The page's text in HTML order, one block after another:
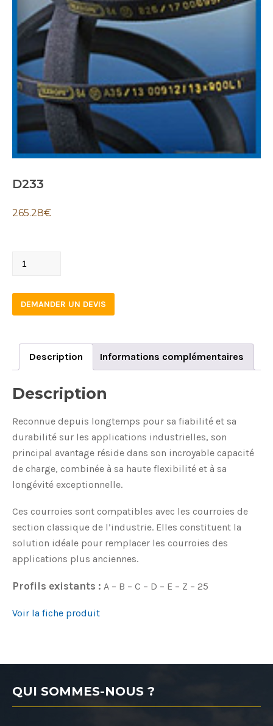
D233
265.28€
D233
DEMANDER UN DEVIS
Description Informations complémentaires
Description
Reconnue depuis longtemps pour sa fiabilité et sa
durabilité sur les applications industrielles, son
principal avantage réside dans son incroyable capacité
de charge, combinée à sa haute flexibilité et à sa
longévité exceptionnelle.
Ces courroies sont compatibles avec les courroies de
section classique de l’industrie. Elles constituent la
solution idéale pour remplacer les courroies des
applications plus anciennes.
Profils existants : A – B – C – D – E – Z – 25
Voir la fiche produit
QUI SOMMES-NOUS ?